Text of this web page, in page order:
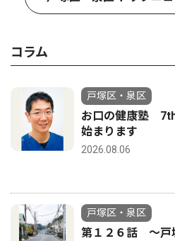
コラム
戸塚区・泉区
お口の健康塾
始まります
2026.08.06
戸塚区・泉区
第１２６話 〜戸